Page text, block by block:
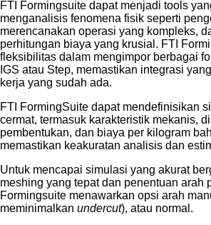
FTI Formingsuite dapat menjadi tools
menganalisis fenomena fisik seperti
merencanakan operasi yang kompleks,
perhitungan biaya yang krusial. FTI
fleksibilitas dalam mengimpor berbagai
IGS atau Step, memastikan integrasi
kerja yang sudah ada.
FTI FormingSuite dapat mendefinisikan
cermat, termasuk karakteristik mekanis,
pembentukan, dan biaya per kilogram
memastikan keakuratan analisis dan
Untuk mencapai simulasi yang akurat
meshing yang tepat dan penentuan arah
Formingsuite menawarkan opsi arah
meminimalkan undercut), atau normal.